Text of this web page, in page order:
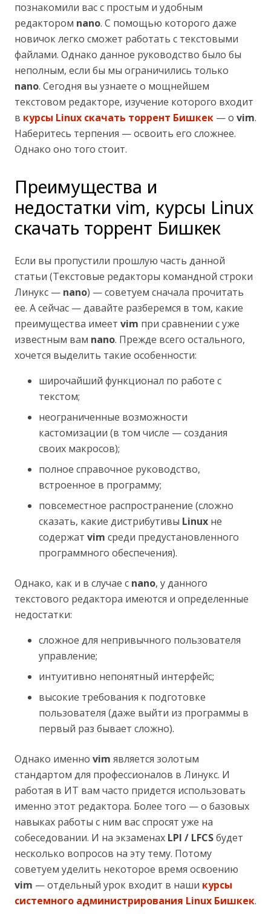
познакомили вас с простым и удобным
редактором nano. С помощью которого даже
новичок легко сможет работать с текстовыми
файлами. Однако данное руководство было бы
неполным, если бы мы ограничились только
nano. Сегодня вы узнаете о мощнейшем
текстовом редакторе, изучение которого входит
в курсы Linux скачать торрент Бишкек — о vim.
Наберитесь терпения — освоить его сложнее.
Однако оно того стоит.
Преимущества и
недостатки vim, курсы Linux
скачать торрент Бишкек
Если вы пропустили прошлую часть данной
статьи (Текстовые редакторы командной строки
Линукс — nano) — советуем сначала прочитать
ее. А сейчас — давайте разберемся в том, какие
преимущества имеет vim при сравнении с уже
известным вам nano. Прежде всего остального,
хочется выделить такие особенности:
широчайший функционал по работе с
текстом;
неограниченные возможности
кастомизации (в том числе — создания
своих макросов);
полное справочное руководство,
встроенное в программу;
повсеместное распространение (сложно
сказать, какие дистрибутивы Linux не
содержат vim среди предустановленного
программного обеспечения).
Однако, как и в случае с nano, у данного
текстового редактора имеются и определенные
недостатки:
сложное для непривычного пользователя
управление;
интуитивно непонятный интерфейс;
высокие требования к подготовке
пользователя (даже выйти из программы в
первый раз бывает сложно).
Однако именно vim является золотым
стандартом для профессионалов в Линукс. И
работая в ИТ вам часто придется использовать
именно этот редактора. Более того — о базовых
навыках работы с ним вас спросят уже на
собеседовании. И на экзаменах LPI / LFCSбудет
несколько вопросов на эту тему. Потому
советуем уделить некоторое время освоению
vim — отдельный урок входит в наши курсы
системного администрирования Linux Бишкек.